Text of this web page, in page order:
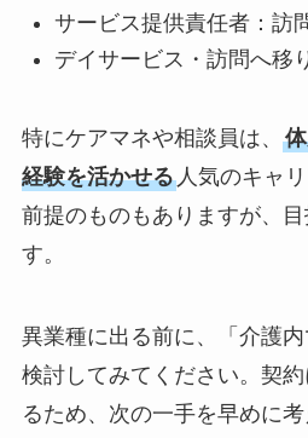
サービス提供責任者：訪
デイサービス・訪問へ移
特にケアマネや相談員は、
経験を活かせる人気のキャ
前提のものもありますが、
す。
異業種に出る前に、「介護
検討してみてください。契
るため、次の一手を早めに